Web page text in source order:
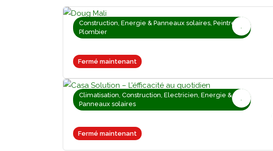
Fermé maintenant
Construction, Energie & Panneaux solaires, Peintre,
Plombier
Fermé maintenant
Climatisation, Construction, Electricien, Energie &
Panneaux solaires